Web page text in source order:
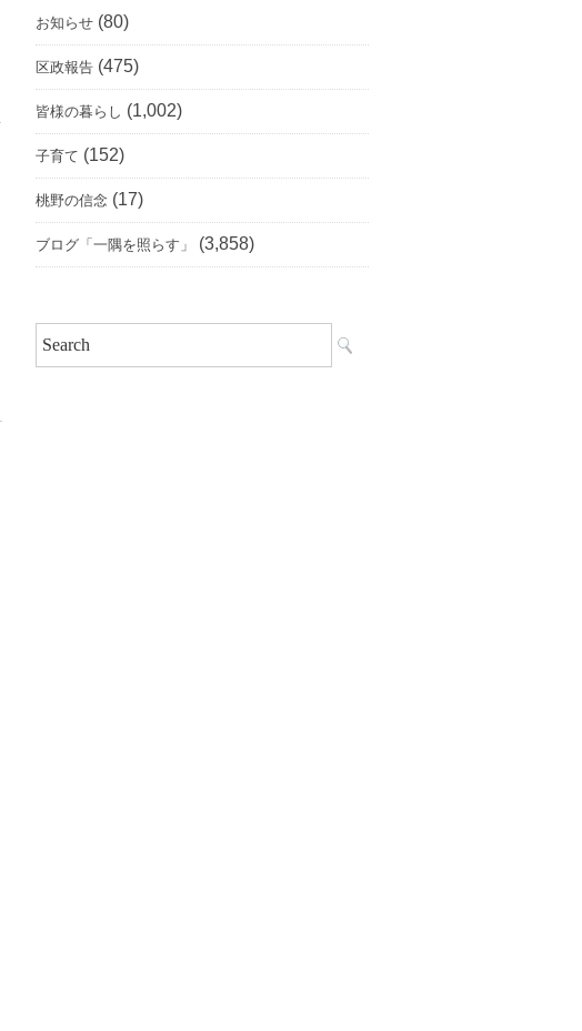
お知らせ (80)
区政報告 (475)
皆様の暮らし (1,002)
子育て (152)
桃野の信念 (17)
ブログ「一隅を照らす」 (3,858)